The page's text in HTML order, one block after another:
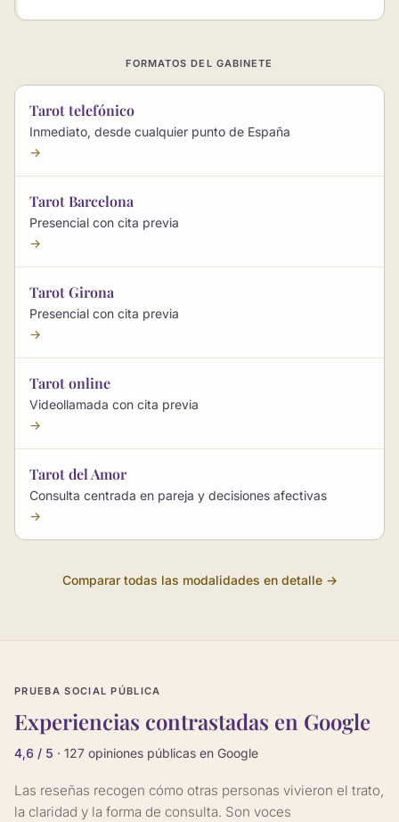
FORMATOS DEL GABINETE
Tarot telefónico
Inmediato, desde cualquier punto de España
→
Tarot Barcelona
Presencial con cita previa
→
Tarot Girona
Presencial con cita previa
→
Tarot online
Videollamada con cita previa
→
Tarot del Amor
Consulta centrada en pareja y decisiones afectivas
→
Comparar todas las modalidades en detalle →
PRUEBA SOCIAL PÚBLICA
Experiencias contrastadas en Google
4,6 / 5 · 127 opiniones públicas en Google
Las reseñas recogen cómo otras personas vivieron el trato,
la claridad y la forma de consulta. Son voces